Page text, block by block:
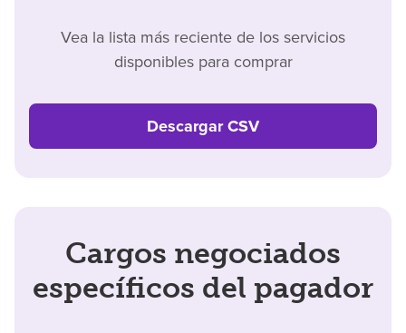
Vea la lista más reciente de los servicios
disponibles para comprar
Descargar CSV
Cargos negociados
específicos del pagador